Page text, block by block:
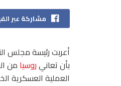
مشاركة عبر
أعربت رئيسة مجلس
بأن تعانيروسيامن
العملية العسكرية